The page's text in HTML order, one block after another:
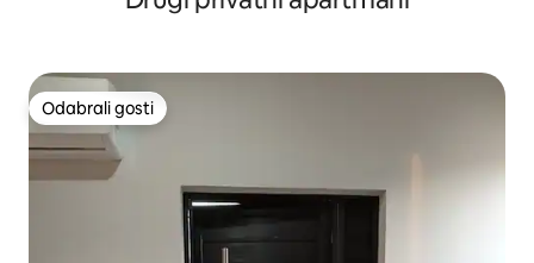
Odabrali gosti
Odabrali gosti